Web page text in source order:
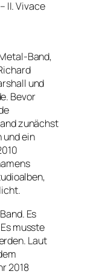
II. Vivace
Band,
und
Bevor
zunächst
und ein
Es
musste
Laut
2018